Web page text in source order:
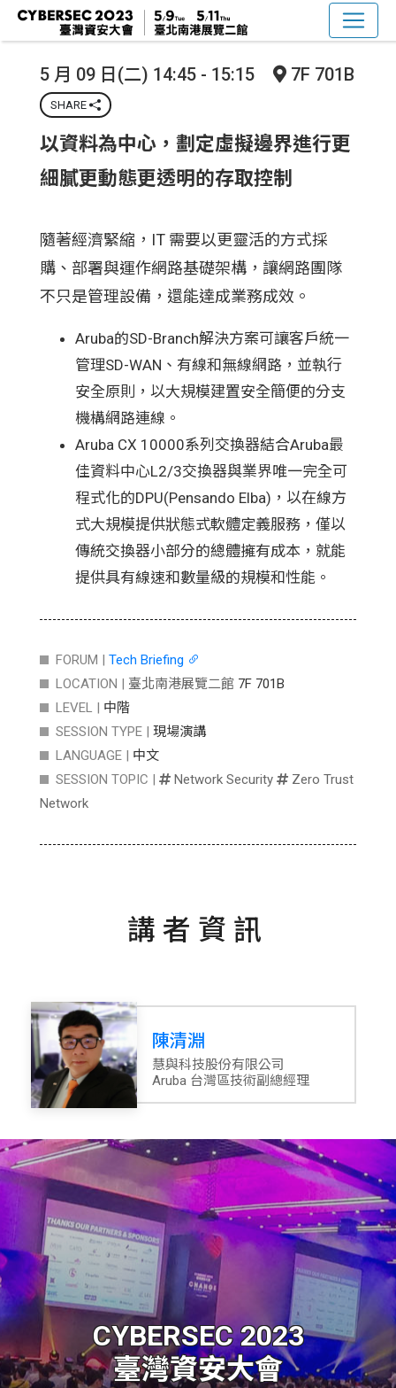
5 月 09 日(二) 14:45 - 15:15 7F 701B
SHARE
以資料為中心，劃定虛擬邊界進行更
細膩更動態更透明的存取控制
隨著經濟緊縮，IT 需要以更靈活的方式採
購、部署與運作網路基礎架構，讓網路團隊
不只是管理設備，還能達成業務成效。
Aruba的SD-Branch解決方案可讓客戶統一
管理SD-WAN、有線和無線網路，並執行
安全原則，以大規模建置安全簡便的分支
機構網路連線。
Aruba CX 10000系列交換器結合Aruba最
佳資料中心L2/3交換器與業界唯一完全可
程式化的DPU(Pensando Elba)，以在線方
式大規模提供狀態式軟體定義服務，僅以
傳統交換器小部分的總體擁有成本，就能
提供具有線速和數量級的規模和性能。
FORUM | Tech Briefing
LOCATION | 臺北南港展覽二館 7F 701B
LEVEL | 中階
SESSION TYPE | 現場演講
LANGUAGE | 中文
SESSION TOPIC |
Network Security
Zero Trust
Network
講者資訊
陳清淵
慧與科技股份有限公司
Aruba 台灣區技術副總經理
CYBERSEC 2023
臺灣資安大會